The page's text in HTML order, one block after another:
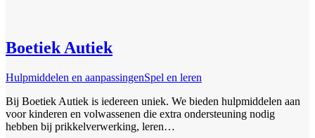
Boetiek Autiek
Hulpmiddelen en aanpassingenSpel en leren
Bij Boetiek Autiek is iedereen uniek. We bieden hulpmiddelen aan
voor kinderen en volwassenen die extra ondersteuning nodig
hebben bij prikkelverwerking, leren…